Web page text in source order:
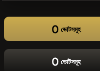
0 ভোটসমূহ
0 ভোটসমূহ